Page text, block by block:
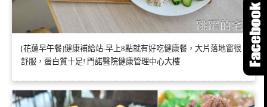
[花蓮早午餐]健康補給站-早上8點就有好吃健康餐，大片落地窗很
舒服，蛋白質十足! 門諾醫院健康管理中心大樓